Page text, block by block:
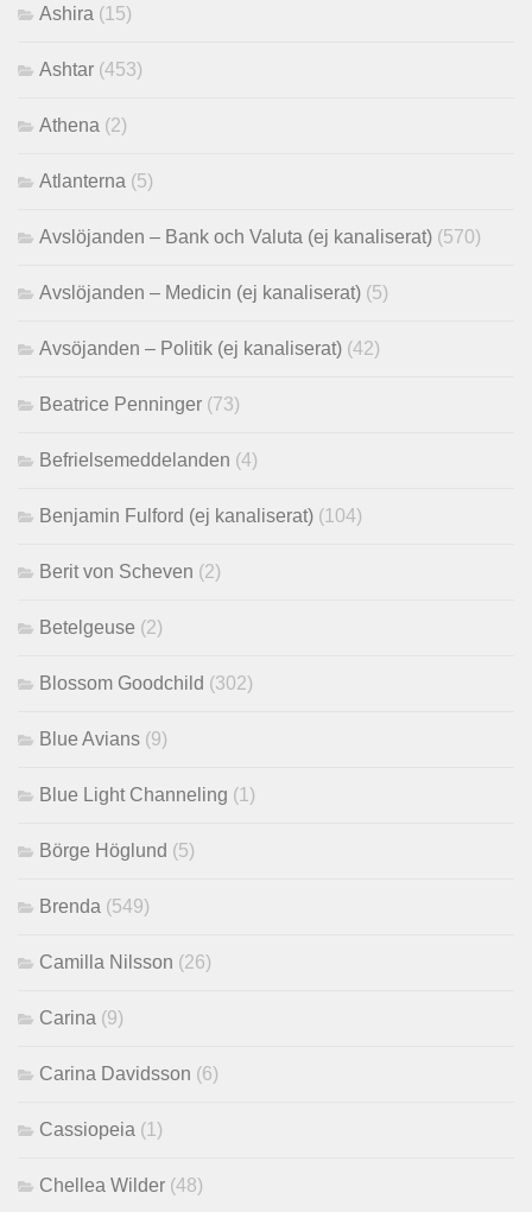
Ashira (15)
Ashtar (453)
Athena (2)
Atlanterna (5)
Avslöjanden – Bank och Valuta (ej kanaliserat) (570)
Avslöjanden – Medicin (ej kanaliserat) (5)
Avsöjanden – Politik (ej kanaliserat) (42)
Beatrice Penninger (73)
Befrielsemeddelanden (4)
Benjamin Fulford (ej kanaliserat) (104)
Berit von Scheven (2)
Betelgeuse (2)
Blossom Goodchild (302)
Blue Avians (9)
Blue Light Channeling (1)
Börge Höglund (5)
Brenda (549)
Camilla Nilsson (26)
Carina (9)
Carina Davidsson (6)
Cassiopeia (1)
Chellea Wilder (48)